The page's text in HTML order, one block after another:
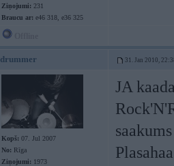
Ziņojumi: 231
Braucu ar: e46 318, e36 325
drummer 31. Jan 2010,
Kopš: 07. Jul 2007
No: Rīga
Ziņojumi: 1973
JA